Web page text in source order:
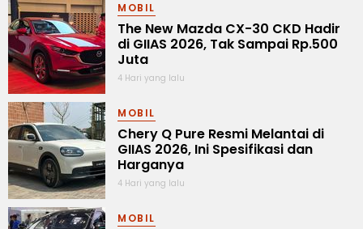
MOBIL
The New Mazda CX-30 CKD Hadir
di GIIAS 2026, Tak Sampai Rp.500
Juta
4 Hari yang lalu
MOBIL
Chery Q Pure Resmi Melantai di
GIIAS 2026, Ini Spesifikasi dan
Harganya
4 Hari yang lalu
MOBIL